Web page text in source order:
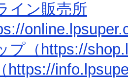
イン販売所
プ（https://
https://